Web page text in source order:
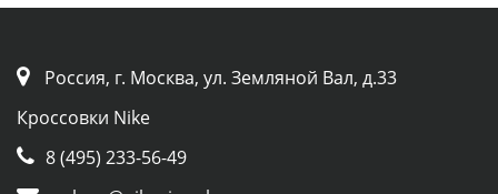
Россия, г. Москва, ул. Земляной Вал, д.33
Кроссовки Nike
8 (495) 233-56-49